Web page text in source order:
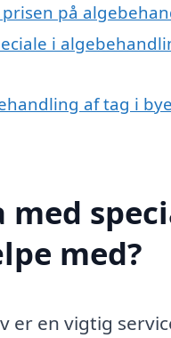
på
i
af tag i
med?
er en vigtig